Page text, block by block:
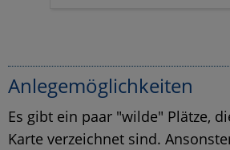
Anlegemöglichkeiten
Es gibt ein paar "wilde" Plätze,
Karte verzeichnet sind.